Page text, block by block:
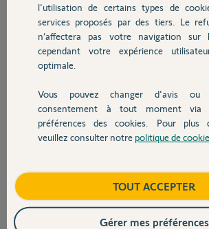
Autres produits
Devis avec un pro
Contact
Votre caméra est un Caméra Somfy Visidom IC100
programmer et installer avec l'application Visidom
TaHoma.
Bonne journée,
s’installe pas.
Michèle W. il y a presque 7 ans
l'utilisation de certains types de
services proposés par des tiers. Le
n’affectera pas votre navigation
cependant votre expérience
optimale.
Vous pouvez changer d'avis ou
consentement à tout moment
préférences des cookies. Pour plus
veuillez consulter notre politique de
TOUT ACCEPTER
Gérer mes préférences